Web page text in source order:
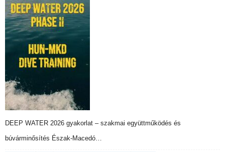
DEEP WATER 2026 gyakorlat – szakmai együttműködés és
búvárminősítés Észak-Macedó…